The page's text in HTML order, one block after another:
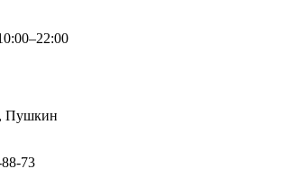
Пушкин
73